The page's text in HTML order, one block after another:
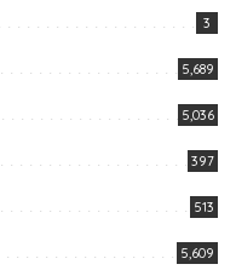
3
5,689
5,036
397
513
5,609